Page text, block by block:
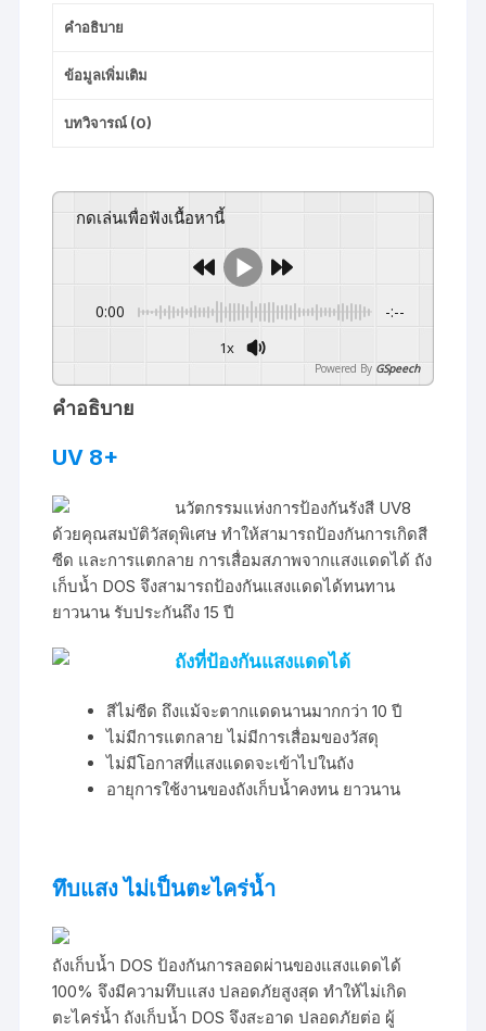
ลิตร
คำอธิบาย
ข้อมูลเพิ่มเติม
บทวิจารณ์ (0)
กดเล่นเพื่อฟังเนื้อหานี้
0:00 -:--
1x
Powered By GSpeech
คำอธิบาย
UV 8+
นวัตกรรมแห่งการป้องกันรังสี UV8
ด้วยคุณสมบัติวัสดุพิเศษ ทำให้สามารถป้องกันการเกิดสี
ซีด และการแตกลาย การเสื่อมสภาพจากแสงแดดได้ ถัง
เก็บน้ำ DOS จึงสามารถป้องกันแสงแดดได้ทนทาน
ยาวนาน รับประกันถึง 15 ปี
ถังที่ป้องกันแสงแดดได้
สีไม่ซีด ถึงแม้จะตากแดดนานมากกว่า 10 ปี
ไม่มีการแตกลาย ไม่มีการเสื่อมของวัสดุ
ไม่มีโอกาสที่แสงแดดจะเข้าไปในถัง
อายุการใช้งานของถังเก็บน้ำคงทน ยาวนาน
ทึบแสง ไม่เป็นตะไคร่น้ำ
ถังเก็บน้ำ DOS ป้องกันการลอดผ่านของแสงแดดได้
100% จึงมีความทึบแสง ปลอดภัยสูงสุด ทำให้ไม่เกิด
ตะไคร่น้ำ ถังเก็บน้ำ DOS จึงสะอาด ปลอดภัยต่อ ผู้